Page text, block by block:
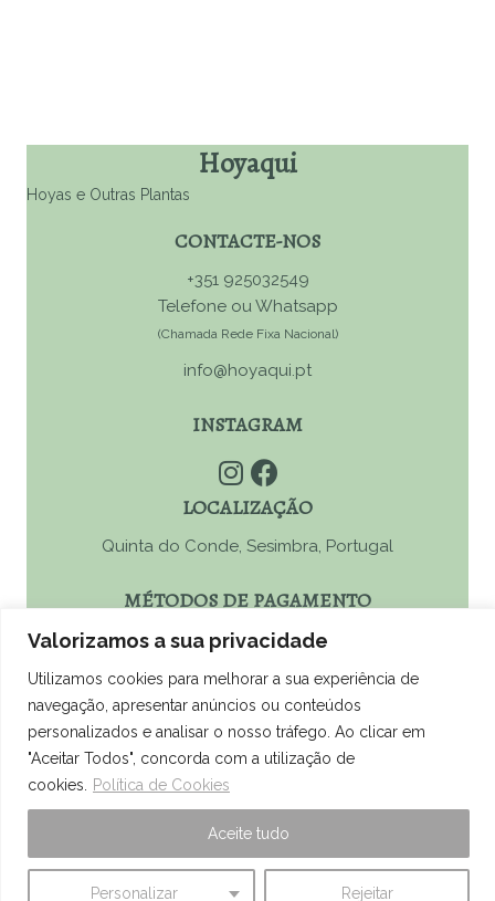
Valorizamos a sua privacidade
Utilizamos cookies para melhorar a sua experiência de
navegação, apresentar anúncios ou conteúdos
personalizados e analisar o nosso tráfego. Ao clicar em
"Aceitar Todos", concorda com a utilização de
cookies.
Política de Cookies
Personalizar Rejeitar
Aceite tudo
Hoyaqui
Hoyas e Outras Plantas
CONTACTE-NOS
+351 925032549
Telefone ou Whatsapp
(Chamada Rede Fixa Nacional)
info@hoyaqui.pt
INSTAGRAM
LOCALIZAÇÃO
Quinta do Conde, Sesimbra, Portugal
MÉTODOS DE PAGAMENTO
MBWay, Ref. Multibanco, Paypal ou Transferência
Termos e Condições
Política de Privacidade
Política de Cookies
Livro de Reclamações Online